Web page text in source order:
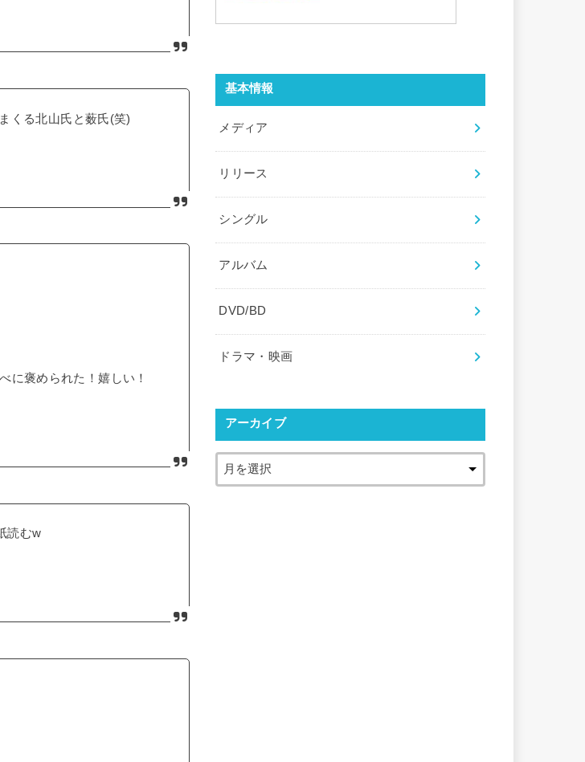
くる北山氏と薮氏(笑)
に褒められた！嬉しい！
読むw
基本情報
メディア
リリース
シングル
アルバム
DVD/BD
ドラマ・映画
アーカイブ